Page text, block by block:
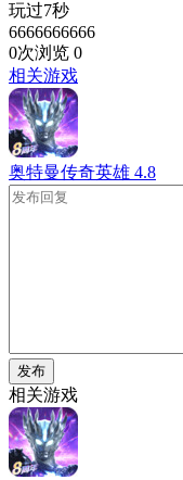
玩过7秒
6666666666
0次浏览 0
相关游戏
奥特曼传奇英雄 4.8
发布
相关游戏